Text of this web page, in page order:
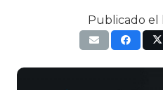
Publicado el